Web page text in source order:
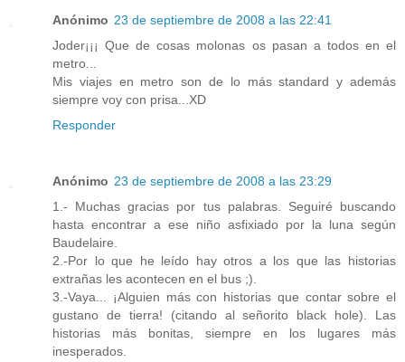
Anónimo 23 de septiembre de 2008 a las 22:41
Joder¡¡¡ Que de cosas molonas os pasan a todos en el
metro...
Mis viajes en metro son de lo más standard y además
siempre voy con prisa...XD
Responder
Anónimo 23 de septiembre de 2008 a las 23:29
1.- Muchas gracias por tus palabras. Seguiré buscando
hasta encontrar a ese niño asfixiado por la luna según
Baudelaire.
2.-Por lo que he leído hay otros a los que las historias
extrañas les acontecen en el bus ;).
3.-Vaya... ¡Alguien más con historias que contar sobre el
gustano de tierra! (citando al señorito black hole). Las
historias más bonitas, siempre en los lugares más
inesperados.